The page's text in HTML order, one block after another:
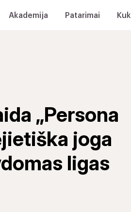
Akademija Patarimai
„Persona
joga
ligas